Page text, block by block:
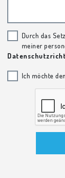
Durch das
meiner
Ich möchte